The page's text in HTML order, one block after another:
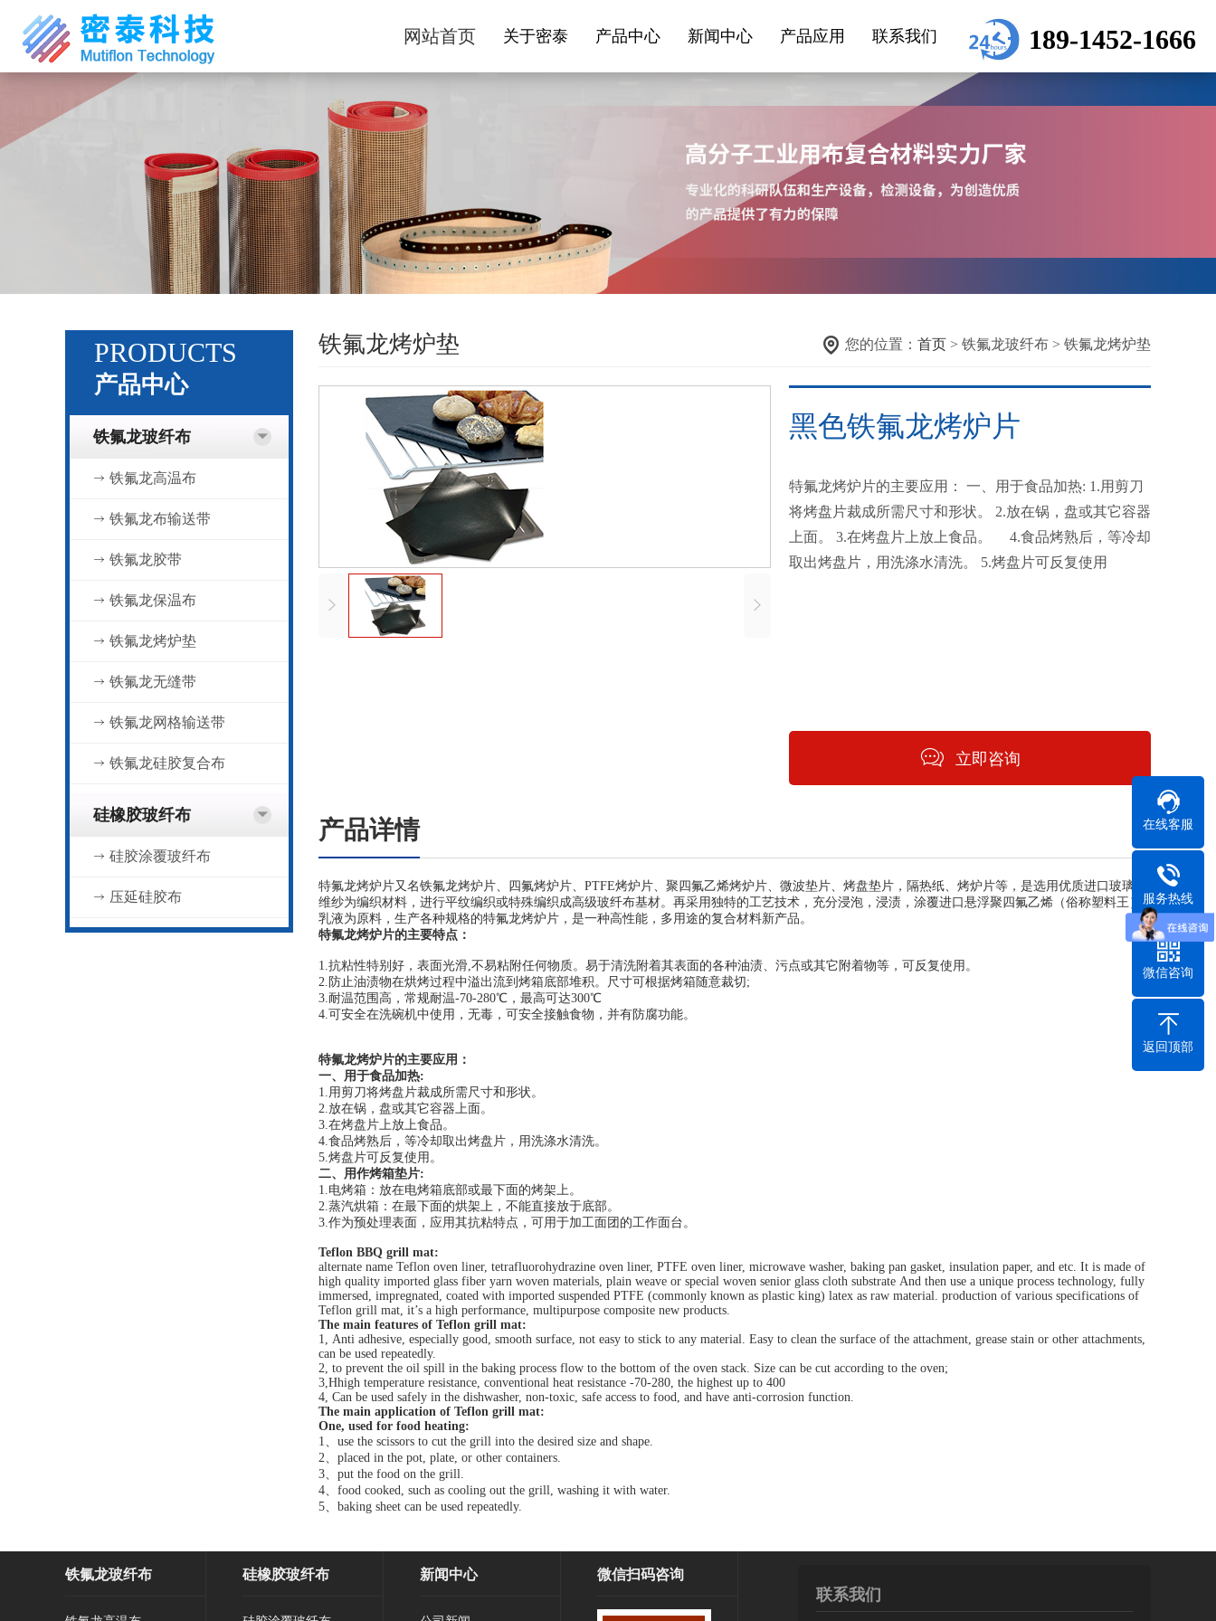
189-1452-1666
网站首页 关于密泰 产品中心 新闻中心 产品应用 联系我们
PRODUCTS
产品中心
铁氟龙玻纤布
铁氟龙高温布
铁氟龙布输送带
铁氟龙胶带
铁氟龙保温布
铁氟龙烤炉垫
铁氟龙无缝带
铁氟龙网格输送带
铁氟龙硅胶复合布
硅橡胶玻纤布
硅胶涂覆玻纤布
压延硅胶布
铁氟龙烤炉垫 您的位置： 首页 > 铁氟龙玻纤布 > 铁氟龙烤炉垫
黑色铁氟龙烤炉片
特氟龙烤炉片的主要应用： 一、用于食品加热: 1.用剪刀
将烤盘片裁成所需尺寸和形状。 2.放在锅，盘或其它容器
上面。 3.在烤盘片上放上食品。 4.食品烤熟后，等冷却
取出烤盘片，用洗涤水清洗。 5.烤盘片可反复使用
立即咨询
产品详情
特氟龙烤炉片又名铁氟龙烤炉片、四氟烤炉片、PTFE烤炉片、聚四氟乙烯烤炉片、微波垫片、烤盘垫片，隔热纸、烤炉片等，是选用优质进口玻璃纤
维纱为编织材料，进行平纹编织或特殊编织成高级玻纤布基材。再采用独特的工艺技术，充分浸泡，浸渍，涂覆进口悬浮聚四氟乙烯（俗称塑料王）
乳液为原料，生产各种规格的特氟龙烤炉片，是一种高性能，多用途的复合材料新产品。
特氟龙烤炉片的主要特点：
1.抗粘性特别好，表面光滑,不易粘附任何物质。易于清洗附着其表面的各种油渍、污点或其它附着物等，可反复使用。
2.防止油渍物在烘烤过程中溢出流到烤箱底部堆积。尺寸可根据烤箱随意裁切;
3.耐温范围高，常规耐温-70-280℃，最高可达300℃
4.可安全在洗碗机中使用，无毒，可安全接触食物，并有防腐功能。
特氟龙烤炉片的主要应用：
一、用于食品加热:
1.用剪刀将烤盘片裁成所需尺寸和形状。
2.放在锅，盘或其它容器上面。
3.在烤盘片上放上食品。
4.食品烤熟后，等冷却取出烤盘片，用洗涤水清洗。
5.烤盘片可反复使用。
二、用作烤箱垫片:
1.电烤箱：放在电烤箱底部或最下面的烤架上。
2.蒸汽烘箱：在最下面的烘架上，不能直接放于底部。
3.作为预处理表面，应用其抗粘特点，可用于加工面团的工作面台。
Teflon BBQ grill mat:
alternate name Teflon oven liner, tetrafluorohydrazine oven liner, PTFE oven liner, microwave washer, baking pan gasket, insulation paper, and etc. It is made of
high quality imported glass fiber yarn woven materials, plain weave or special woven senior glass cloth substrate And then use a unique process technology, fully
immersed, impregnated, coated with imported suspended PTFE (commonly known as plastic king) latex as raw material. production of various specifications of
Teflon grill mat, it’s a high performance, multipurpose composite new products.
The main features of Teflon grill mat:
1, Anti adhesive, especially good, smooth surface, not easy to stick to any material. Easy to clean the surface of the attachment, grease stain or other attachments,
can be used repeatedly.
2, to prevent the oil spill in the baking process flow to the bottom of the oven stack. Size can be cut according to the oven;
3,Hhigh temperature resistance, conventional heat resistance -70-280, the highest up to 400
4, Can be used safely in the dishwasher, non-toxic, safe access to food, and have anti-corrosion function.
The main application of Teflon grill mat:
One, used for food heating:
1、use the scissors to cut the grill into the desired size and shape.
2、placed in the pot, plate, or other containers.
3、put the food on the grill.
4、food cooked, such as cooling out the grill, washing it with water.
5、baking sheet can be used repeatedly.
铁氟龙玻纤布 硅橡胶玻纤布 新闻中心 微信扫码咨询
联系我们
在线客服
服务热线
微信咨询
返回顶部